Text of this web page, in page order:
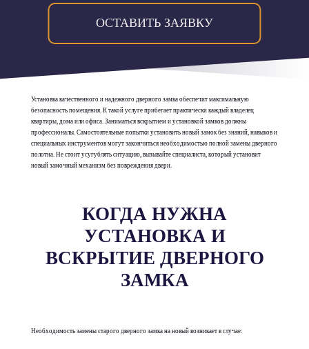
ОСТАВИТЬ ЗАЯВКУ
Установка качественного и надежного дверного замка обеспечит максимальную
безопасность помещения. К такой услуге прибегает практически каждый владелец
квартиры, дома или офиса. Заниматься вскрытием и установкой замков должны
профессионалы. Самостоятельные попытки установить новый замок без знаний, навыков и
специальных инструментов могут закончиться необходимостью полной замены дверного
полотна. Не стоит усугублять ситуацию, вызывайте специалиста, который установит
новый замочный механизм без повреждения двери.
КОГДА НУЖНА
УСТАНОВКА И
ВСКРЫТИЕ ДВЕРНОГО
ЗАМКА
Необходимость замены старого дверного замка на новый возникает в случае: